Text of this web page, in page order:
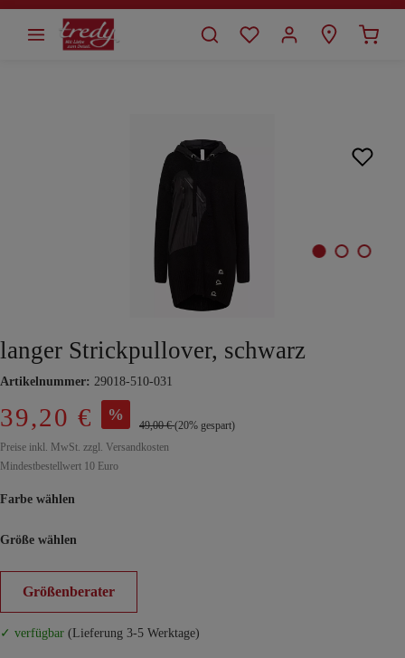
springen
langer Strickpullover, schwarz
Artikelnummer: 29018-510-031
39,20 € %
49,00 €(20% gespart)
Preise inkl. MwSt. zzgl. Versandkosten
Mindestbestellwert 10 Euro
Farbe wählen
Größe wählen
Größenberater
✓ verfügbar (Lieferung 3-5 Werktage)